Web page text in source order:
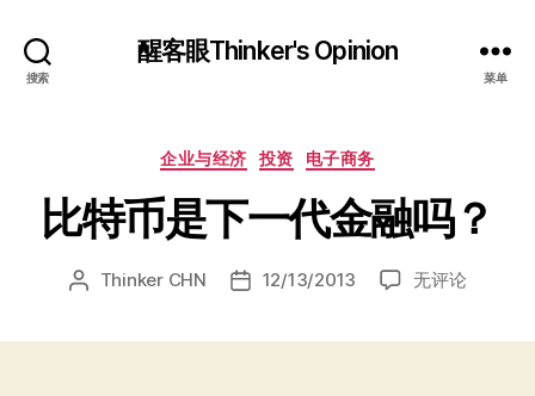
搜索
醒客眼Thinker's Opinion
菜单
分
企业与经济 投资 电子商务
比特币是下一代金融吗？
文 Thinker CHN
发 12/13/2013
比
无评论